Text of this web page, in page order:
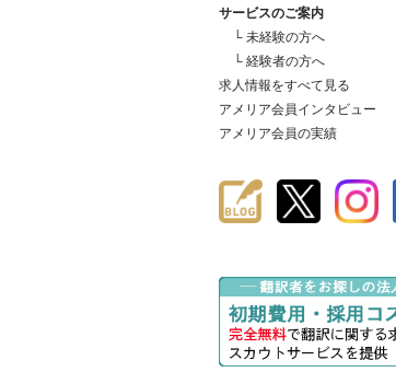
サービスのご案内
└ 未経験の方へ
└ 経験者の方へ
求人情報をすべて見る
アメリア会員インタビュー
アメリア会員の実績